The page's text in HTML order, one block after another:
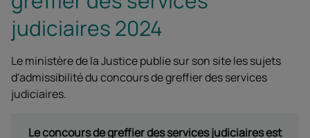
judiciaires 2024
Le ministère de la Justice publie sur son site les sujets
d'admissibilité du concours de greffier des services
judiciaires.
Le concours de greffier des services judiciaires est